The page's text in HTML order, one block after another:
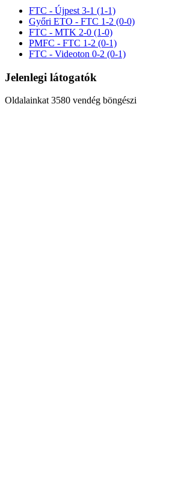
FTC - Újpest 3-1 (1-1)
Győri ETO - FTC 1-2 (0-0)
FTC - MTK 2-0 (1-0)
PMFC - FTC 1-2 (0-1)
FTC - Videoton 0-2 (0-1)
Jelenlegi látogatók
Oldalainkat 3580 vendég böngészi